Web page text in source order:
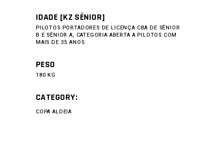
IDADE [KZ SÊNIOR]
PILOTOS PORTADORES DE LICENÇA CBA DE SÊNIOR
B E SÊNIOR A, CATEGORIA ABERTA A PILOTOS COM
MAIS DE 35 ANOS
PESO
180 KG
CATEGORY:
COPA ALDEIA